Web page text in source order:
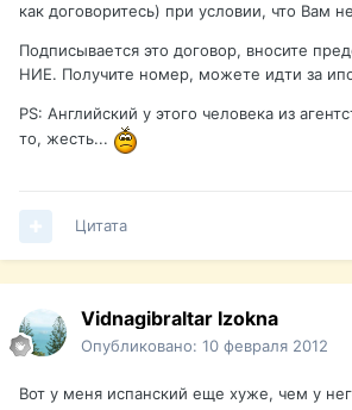
как договоритесь) при условии, что Вам
Подписывается это договор, вносите
НИЕ. Получите номер, можете идти за
PS: Английский у этого человека из
то, жесть...
Цитата
Vidnagibraltar Izokna
Опубликовано: 10 февраля 2012
Вот у меня испанский еще хуже, чем у